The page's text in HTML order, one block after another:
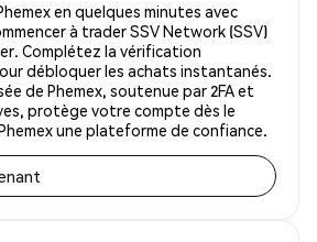
en quelques minutes avec
à trader SSV Network (SSV)
Complétez la vérification
débloquer les achats instantanés.
de Phemex, soutenue par 2FA et
protège votre compte dès le
une plateforme de confiance.